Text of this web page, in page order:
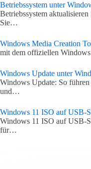
Betriebssystem unter
Betriebssystem
Sie…
Windows Media Creation
mit dem offiziellen
Windows Update unter
Windows Update: So
und…
Windows 11 ISO auf USB-
Windows 11 ISO auf USB-
für…